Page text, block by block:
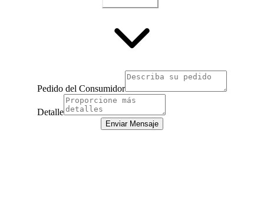
Pedido del Consumidor
Detalle
Enviar Mensaje